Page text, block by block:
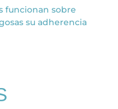
funcionan sobre
su adherencia